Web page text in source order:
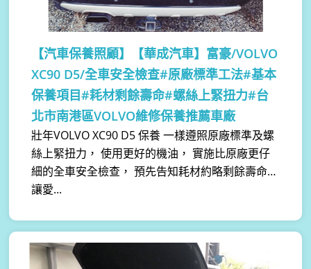
【汽車保養照顧】
【華成汽車】富豪/VOLVO
XC90 D5/全車安全檢查#原廠標準工法#基本
保養項目#耗材剩餘壽命#螺絲上緊扭力#台
北市南港區VOLVO維修保養推薦車廠
壯年VOLVO XC90 D5 保養 一樣遵照原廠標準及螺
絲上緊扭力， 使用更好的機油， 實施比原廠更仔
細的全車安全檢查， 預先告知耗材約略剩餘壽命…
讓愛...